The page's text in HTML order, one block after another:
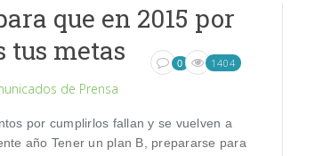
que en 2015 por
tus metas
de Prensa
0 1404
por cumplirlos fallan y se vuelven a
año Tener un plan B, prepararse para